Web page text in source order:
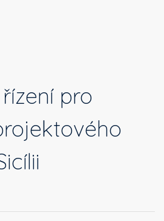
pro